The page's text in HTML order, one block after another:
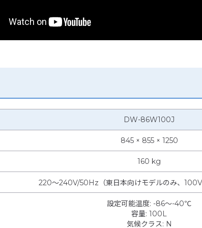
DW-86W100J
845 × 855 × 1250
160 kg
220～240V/50Hz（東日本向けモデルのみ、100V
設定可能温度: -86～-40℃
容量: 100L
気候クラス: N